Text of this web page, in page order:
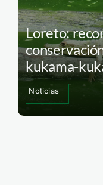
Loreto:
kukama-
Noticias